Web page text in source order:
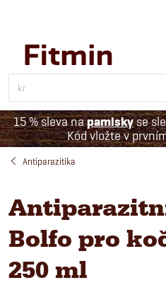
15 % sleva napamlskyse
Kód vložte v
Antiparazitika
Bolfo pro
250 ml